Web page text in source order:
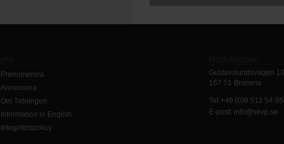
Prenumerera
Annonsera
Om Tidningen
Information in English
Integritetspolicy
Gustavslundsvägen
167 51 Bromma
Tel +46 (0)8 512 54
E-post: info@skvp.se